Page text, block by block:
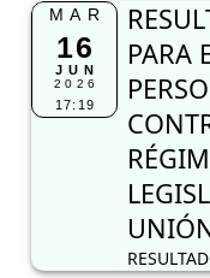
MAR
16
JUN
2026
17:19
PARA